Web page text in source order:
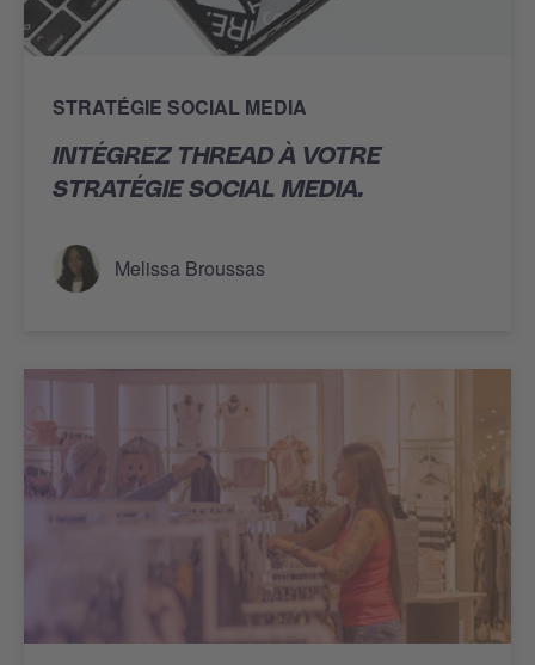
STRATÉGIE SOCIAL MEDIA
INTÉGREZ THREAD À VOTRE
STRATÉGIE SOCIAL MEDIA.
Melissa Broussas